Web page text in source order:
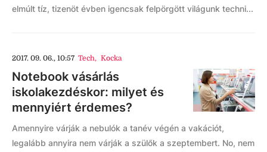
elmúlt tíz, tizenöt évben igencsak felpörgött világunk techni...
2017. 09. 06., 10:57 Tech, Kocka
Notebook vásárlás
iskolakezdéskor: milyet és
mennyiért érdemes?
Amennyire várják a nebulók a tanév végén a vakációt,
legalább annyira nem várják a szülők a szeptembert. No, nem